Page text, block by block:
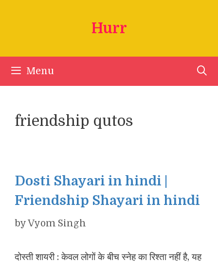
Hurr
Menu
friendship qutos
Dosti Shayari in hindi |
Friendship Shayari in hindi
byVyom Singh
दोस्ती शायरी : केवल लोगों के बीच स्नेह का रिश्ता नहीं है, यह